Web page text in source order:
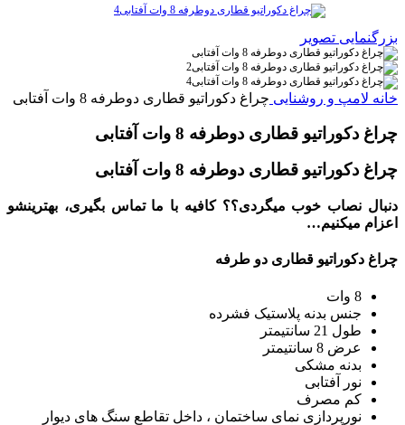
بزرگنمایی تصویر
خانه لامپ و روشنایی چراغ دكوراتيو قطاری دوطرفه 8 وات آفتابی
چراغ دكوراتيو قطاری دوطرفه 8 وات آفتابی
چراغ دكوراتيو قطاری دوطرفه 8 وات آفتابی
دنبال نصاب خوب میگردی؟؟ کافیه با ما تماس بگیری، بهترینشو
اعزام میکنیم…
چراغ دکوراتیو قطاری دو طرفه
8 وات
جنس بدنه پلاستیک فشرده
طول 21 سانتیمتر
عرض 8 سانتیمتر
بدنه مشكی
نور آفتابی
کم مصرف
نورپردازی نمای ساختمان ، داخل تقاطع سنگ های دیوار